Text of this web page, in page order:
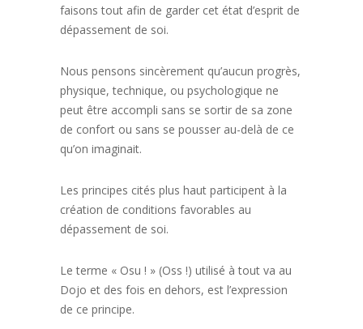
faisons tout afin de garder cet état d’esprit de
dépassement de soi.
Nous pensons sincèrement qu’aucun progrès,
physique, technique, ou psychologique ne
peut être accompli sans se sortir de sa zone
de confort ou sans se pousser au-delà de ce
qu’on imaginait.
Les principes cités plus haut participent à la
création de conditions favorables au
dépassement de soi.
Le terme « Osu ! » (Oss !) utilisé à tout va au
Dojo et des fois en dehors, est l’expression
de ce principe.